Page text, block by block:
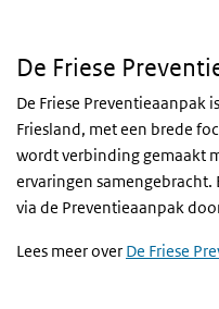
De Friese
De Friese Preventieaanpak
Friesland, met een brede
wordt verbinding gemaakt
ervaringen samengebracht.
via de Preventieaanpak
Lees meer over De Friese